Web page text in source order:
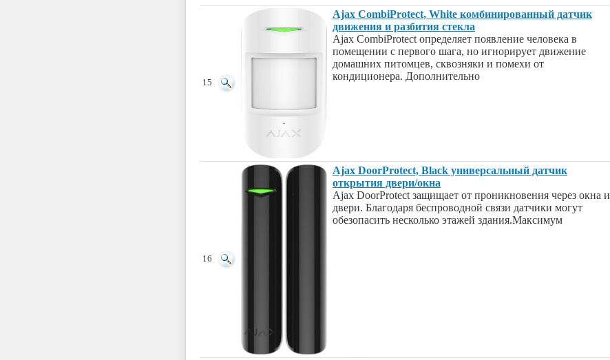
15
Ajax CombiProtect, White комбинированный датчик
движения и разбития стекла
Ajax CombiProtect определяет появление человека в
помещении с первого шага, но игнорирует движение
домашних питомцев, сквозняки и помехи от
кондиционера. Дополнительно
16
Ajax DoorProtect, Black универсальный датчик
открытия двери/окна
Ajax DoorProtect защищает от проникновения через окна и
двери. Благодаря беспроводной связи датчики могут
обезопасить несколько этажей здания.Максимум